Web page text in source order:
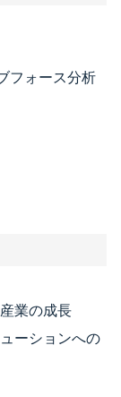
フォース分析
業の成長
ーションへの